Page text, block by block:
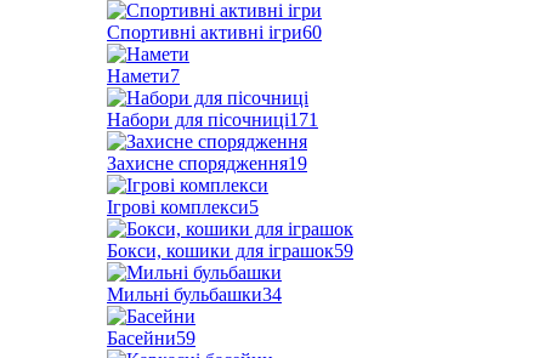
Спортивні активні ігри60
Намети7
Набори для пісочниці171
Захисне спорядження19
Ігрові комплекси5
Бокси, кошики для іграшок59
Мильні бульбашки34
Басейни59